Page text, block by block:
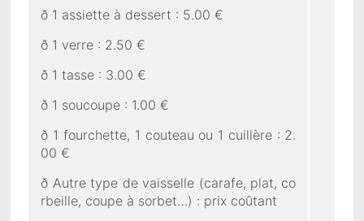
ð 1 assiette à dessert : 5.00 €
ð 1 verre : 2.50 €
ð 1 tasse : 3.00 €
ð 1 soucoupe : 1.00 €
ð 1 fourchette, 1 couteau ou 1 cuillère : 2.
00 €
ð Autre type de vaisselle (carafe, plat, co
rbeille, coupe à sorbet…) : prix coûtant